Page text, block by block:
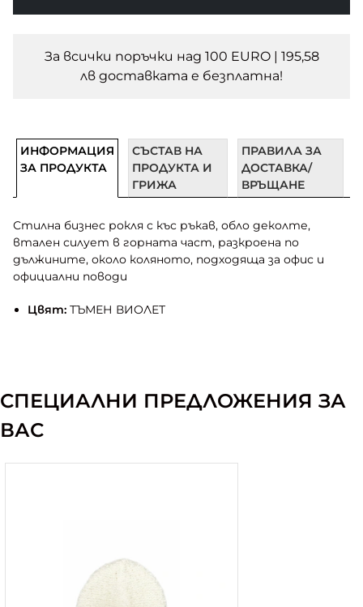
За всички поръчки над 100 EURO | 195,58
лв доставката e безплатна!
ИНФОРМАЦИЯ
ЗА ПРОДУКТА
СЪСТАВ НА
ПРОДУКТА И
ГРИЖА
ПРАВИЛА ЗА
ДОСТАВКА/
ВРЪЩАНЕ
Стилна бизнес рокля с къс ръкав, обло деколте,
втален силует в горната част, разкроена по
дължините, около коляното, подходяща за офис и
официални поводи
Цвят:ТЪМЕН ВИОЛЕТ
СПЕЦИАЛНИ ПРЕДЛОЖЕНИЯ ЗА
ВАС